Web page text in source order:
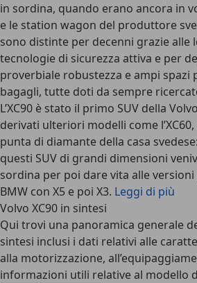
in sordina, quando erano ancora in
e le station wagon del produttore
sono distinte per decenni grazie alle
tecnologie di sicurezza attiva e per
proverbiale robustezza e ampi spazi
bagagli, tutte doti da sempre
L’XC90 è stato il primo SUV della
derivati ulteriori modelli come
punta di diamante della casa
questi SUV di grandi dimensioni
sordina per poi dare vita alle
BMW con X5 e poi X3. Leggi di più
Volvo XC90 in sintesi
Qui trovi una panoramica generale
sintesi inclusi i dati relativi alle
alla motorizzazione,
informazioni utili relative al modello